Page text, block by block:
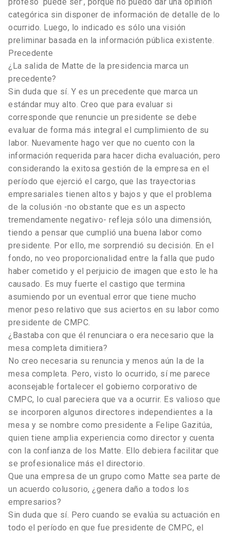
categórica sin disponer de información de detalle de lo
ocurrido. Luego, lo indicado es sólo una visión
preliminar basada en la información pública existente.
Precedente
¿La salida de Matte de la presidencia marca un
precedente?
Sin duda que sí. Y es un precedente que marca un
estándar muy alto. Creo que para evaluar si
corresponde que renuncie un presidente se debe
evaluar de forma más integral el cumplimiento de su
labor. Nuevamente hago ver que no cuento con la
información requerida para hacer dicha evaluación, pero
considerando la exitosa gestión de la empresa en el
período que ejerció el cargo, que las trayectorias
empresariales tienen altos y bajos y que el problema
de la colusión -no obstante que es un aspecto
tremendamente negativo- refleja sólo una dimensión,
tiendo a pensar que cumplió una buena labor como
presidente. Por ello, me sorprendió su decisión. En el
fondo, no veo proporcionalidad entre la falla que pudo
haber cometido y el perjuicio de imagen que esto le ha
causado. Es muy fuerte el castigo que termina
asumiendo por un eventual error que tiene mucho
menor peso relativo que sus aciertos en su labor como
presidente de CMPC.
¿Bastaba con que él renunciara o era necesario que la
mesa completa dimitiera?
No creo necesaria su renuncia y menos aún la de la
mesa completa. Pero, visto lo ocurrido, sí me parece
aconsejable fortalecer el gobierno corporativo de
CMPC, lo cual pareciera que va a ocurrir. Es valioso que
se incorporen algunos directores independientes a la
mesa y se nombre como presidente a Felipe Gazitúa,
quien tiene amplia experiencia como director y cuenta
con la confianza de los Matte. Ello debiera facilitar que
se profesionalice más el directorio.
Que una empresa de un grupo como Matte sea parte de
un acuerdo colusorio, ¿genera daño a todos los
empresarios?
Sin duda que sí. Pero cuando se evalúa su actuación en
todo el período en que fue presidente de CMPC, el